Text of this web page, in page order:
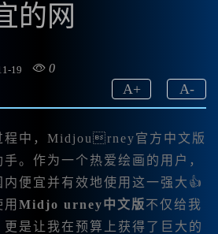
的网
19 0
A-
A+
中， Midjourney官方中文版
。作为一个热爱绘画的用户，
便宜并有效地使用这一强大👍
Midjo urney中文版不仅给我
是让我在预算上获得了巨大的